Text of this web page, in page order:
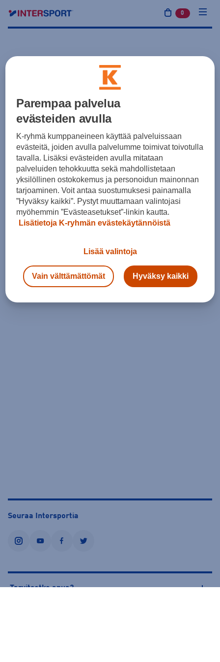
0 tuotetta
Seuraa Intersportia
instagramyoutubefacebooktwitter
Tarvitsetko apua?
Parempaa palvelua
evästeiden avulla
K-ryhmä kumppaneineen käyttää palveluissaan
evästeitä, joiden avulla palvelumme toimivat toivotulla
tavalla. Lisäksi evästeiden avulla mitataan
palveluiden tehokkuutta sekä mahdollistetaan
yksilöllinen ostokokemus ja personoidun mainonnan
tarjoaminen. Voit antaa suostumuksesi painamalla
”Hyväksy kaikki”. Pystyt muuttamaan valintojasi
myöhemmin ”Evästeasetukset”-linkin kautta.
Lisätietoja K-ryhmän evästekäytännöistä
Lisää valintoja
Vain välttämättömät Hyväksy kaikki